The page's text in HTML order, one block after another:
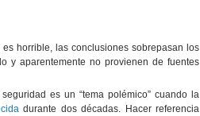
horrible, las conclusiones sobrepasan los
y aparentemente no provienen de fuentes
es un “tema polémico” cuando la
durante dos décadas. Hacer referencia